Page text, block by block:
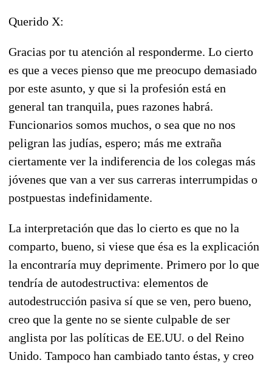
Querido X:
Gracias por tu atención al responderme. Lo cierto
es que a veces pienso que me preocupo demasiado
por este asunto, y que si la profesión está en
general tan tranquila, pues razones habrá.
Funcionarios somos muchos, o sea que no nos
peligran las judías, espero; más me extraña
ciertamente ver la indiferencia de los colegas más
jóvenes que van a ver sus carreras interrumpidas o
postpuestas indefinidamente.
La interpretación que das lo cierto es que no la
comparto, bueno, si viese que ésa es la explicación
la encontraría muy deprimente. Primero por lo que
tendría de autodestructiva: elementos de
autodestrucción pasiva sí que se ven, pero bueno,
creo que la gente no se siente culpable de ser
anglista por las políticas de EE.UU. o del Reino
Unido. Tampoco han cambiado tanto éstas, y creo